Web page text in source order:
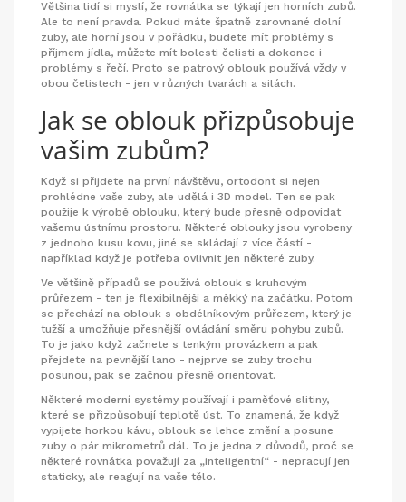
Většina lidí si myslí, že rovnátka se týkají jen horních zubů.
Ale to není pravda. Pokud máte špatně zarovnané dolní
zuby, ale horní jsou v pořádku, budete mít problémy s
příjmem jídla, můžete mít bolesti čelisti a dokonce i
problémy s řečí. Proto se patrový oblouk používá vždy v
obou čelistech - jen v různých tvarách a silách.
Jak se oblouk přizpůsobuje
vašim zubům?
Když si přijdete na první návštěvu, ortodont si nejen
prohlédne vaše zuby, ale udělá i 3D model. Ten se pak
použije k výrobě oblouku, který bude přesně odpovídat
vašemu ústnímu prostoru. Některé oblouky jsou vyrobeny
z jednoho kusu kovu, jiné se skládají z více částí -
například když je potřeba ovlivnit jen některé zuby.
Ve většině případů se používá oblouk s kruhovým
průřezem - ten je flexibilnější a měkký na začátku. Potom
se přechází na oblouk s obdélníkovým průřezem, který je
tužší a umožňuje přesnější ovládání směru pohybu zubů.
To je jako když začnete s tenkým provázkem a pak
přejdete na pevnější lano - nejprve se zuby trochu
posunou, pak se začnou přesně orientovat.
Některé moderní systémy používají i paměťové slitiny,
které se přizpůsobují teplotě úst. To znamená, že když
vypijete horkou kávu, oblouk se lehce změní a posune
zuby o pár mikrometrů dál. To je jedna z důvodů, proč se
některé rovnátka považují za „inteligentní“ - nepracují jen
staticky, ale reagují na vaše tělo.